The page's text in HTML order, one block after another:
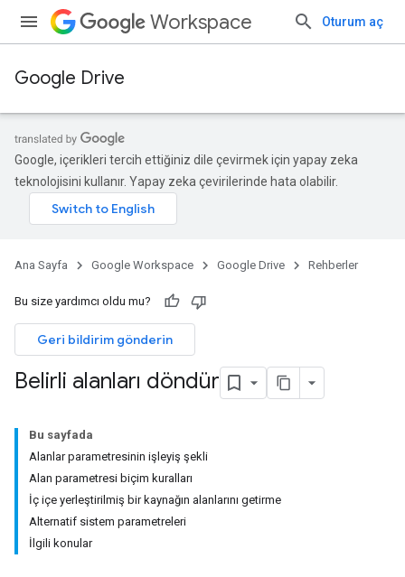
Workspace Oturum aç
Google Drive
Google, içerikleri tercih ettiğiniz dile çevirmek için yapay zeka
teknolojisini kullanır. Yapay zeka çevirilerinde hata olabilir.
Ana Sayfa Google Workspace Google Drive Rehberler
Bu size yardımcı oldu mu?
Geri bildirim gönderin
Belirli alanları döndür
Bu sayfada
Alanlar parametresinin işleyiş şekli
Alan parametresi biçim kuralları
İç içe yerleştirilmiş bir kaynağın alanlarını getirme
Alternatif sistem parametreleri
İlgili konular